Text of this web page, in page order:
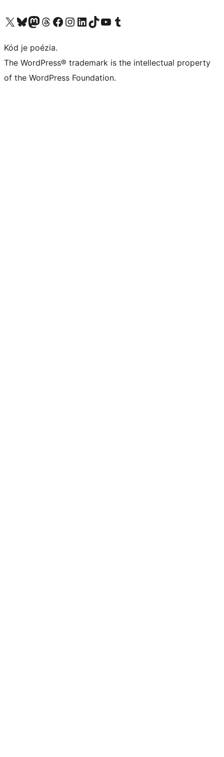
Navštívte náš účet na X (predtým Twitter)
Navštívte náš účet na platforme Bluesky
Navštívte náš účet na Mastodone
Navštívte náš účet na platforme Threads
Navštívte našu stránku na Facebooku
Navštívte náš účet Instagram
Navštívte náš účet LinkedIn
Navštívte náš účet na platforme TikTok
Navštívte náš kanál YouTube
Navštívte náš účet na platforme Tumblr
Kód je poézia.
The WordPress® trademark is the intellectual property
of the WordPress Foundation.